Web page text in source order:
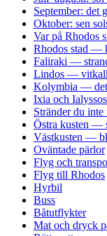
September: det
Oktober: sen
Var på Rhodos
Rhodos stad —
Faliraki —
Lindos —
Kolymbia — det
Ixia och
Stränder du inte
Östra kusten —
Västkusten —
Oväntade pärlor
Flyg och
Flyg till Rhodos
Hyrbil
Buss
Båtutflykter
Mat och dryck